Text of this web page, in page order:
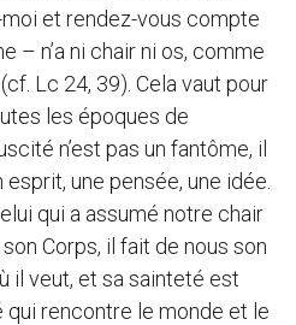
et rendez-vous compte
– n’a ni chair ni os, comme
Lc 24, 39). Cela vaut pour
les époques de
n’est pas un fantôme, il
une pensée, une idée.
qui a assumé notre chair
Corps, il fait de nous son
il veut, et sa sainteté est
qui rencontre le monde et le